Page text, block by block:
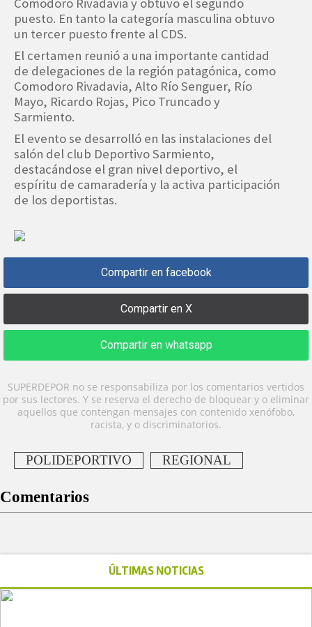
Comodoro Rivadavia y obtuvo el segundo
puesto. En tanto la categoría masculina obtuvo
un tercer puesto frente al CDS.
El certamen reunió a una importante cantidad
de delegaciones de la región patagónica, como
Comodoro Rivadavia, Alto Río Senguer, Río
Mayo, Ricardo Rojas, Pico Truncado y
Sarmiento.
El evento se desarrolló en las instalaciones del
salón del club Deportivo Sarmiento,
destacándose el gran nivel deportivo, el
espíritu de camaradería y la activa participación
de los deportistas.
Compartir en facebook
Compartir en X
Compartir en whatsapp
SUPERDEPOR no se responsabiliza por los comentarios vertidos
por sus lectores. Y se reserva el derecho de bloquear y o eliminar
aquellos que contengan mensajes con contenido xenófobo,
racista, y o discriminatorios.
POLIDEPORTIVO REGIONAL
Comentarios
ÚLTIMAS NOTICIAS